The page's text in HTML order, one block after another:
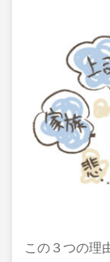
この３つの理